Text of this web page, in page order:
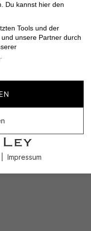
Du kannst hier den
Tools und der
unsere Partner durch
.
Impressum